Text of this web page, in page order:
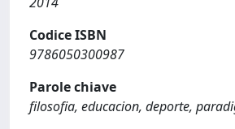
Codice ISBN
9786050300987
Parole chiave
filosofia, educacion, deporte,